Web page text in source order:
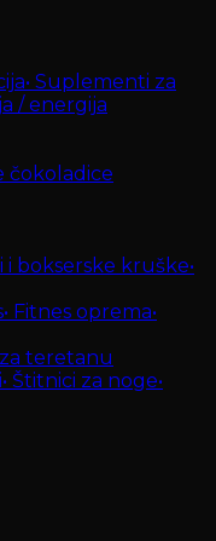
• Suplementi za
/ energija
čokoladice
i bokserske kruške•
• Fitnes oprema•
teretanu
• Štitnici za noge•